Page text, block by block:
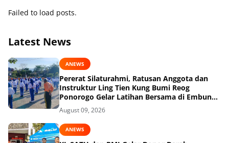
Failed to load posts.
Latest News
ANEWS
Pererat Silaturahmi, Ratusan Anggota dan
Instruktur Ling Tien Kung Bumi Reog
Ponorogo Gelar Latihan Bersama di Embung
Pakel
August 09, 2026
ANEWS